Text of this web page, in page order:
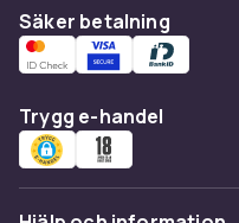
Säker betalning
Trygg e-handel